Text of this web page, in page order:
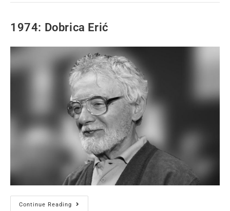
1974: Dobrica Erić
Continue Reading